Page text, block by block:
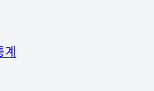
계